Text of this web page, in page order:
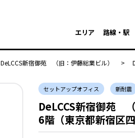
エリア 路線・駅
DeLCCS新宿御苑 （旧：伊藤総業ビル） >
セットアップオフィス 新耐震
DeLCCS新宿御苑
6階（東京都新宿区四